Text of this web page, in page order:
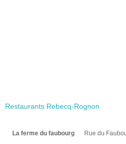
Restaurants Rebecq-Rognon
La ferme du faubourg Rue du